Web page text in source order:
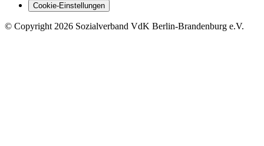
Cookie-Einstellungen
© Copyright 2026 Sozialverband VdK Berlin-Brandenburg e.V.